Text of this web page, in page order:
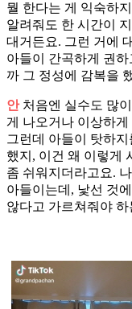
뭘 한다는 게 익숙하
알려줘도 한 시간이
대거든요. 그런 거에
아들이 간곡하게 권
까 그 정성에 감복을
안처음엔 실수도 많
게 나오거나 이상하
그런데 아들이 탓하
했지, 이건 왜 이렇게
좀 쉬워지더라고요.
아들이는데, 낯선 것
않다고 가르쳐줘야 하